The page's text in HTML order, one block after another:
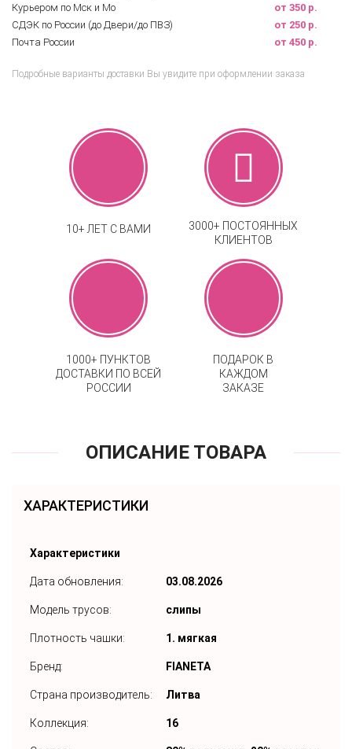
Курьером по Мск и Мо
от 350 р.
СДЭК по России (до Двери/до ПВЗ)
от 250 р.
Почта России
от 450 р.
Подробные варианты доставки Вы увидите при оформлении заказа
10+ ЛЕТ С ВАМИ
3000+ ПОСТОЯННЫХ
КЛИЕНТОВ
1000+ ПУНКТОВ
ДОСТАВКИ ПО ВСЕЙ
РОССИИ
ПОДАРОК В
КАЖДОМ
ЗАКАЗЕ
ОПИСАНИЕ ТОВАРА
ХАРАКТЕРИСТИКИ
Характеристики
Дата обновления: 03.08.2026
Модель трусов: слипы
Плотность чашки: 1. мягкая
Бренд: FIANETA
Страна производитель: Литва
Коллекция: 16